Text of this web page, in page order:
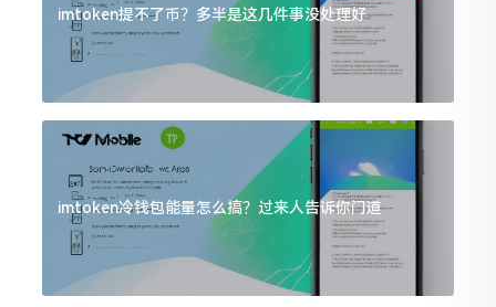
imtoken提不了币？多半是这几件事没处理好
imtoken冷钱包能量怎么搞？过来人告诉你门道